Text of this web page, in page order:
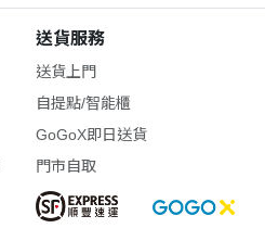
送貨服務
送貨上門
自提點/智能櫃
GoGoX即日送貨
門市自取